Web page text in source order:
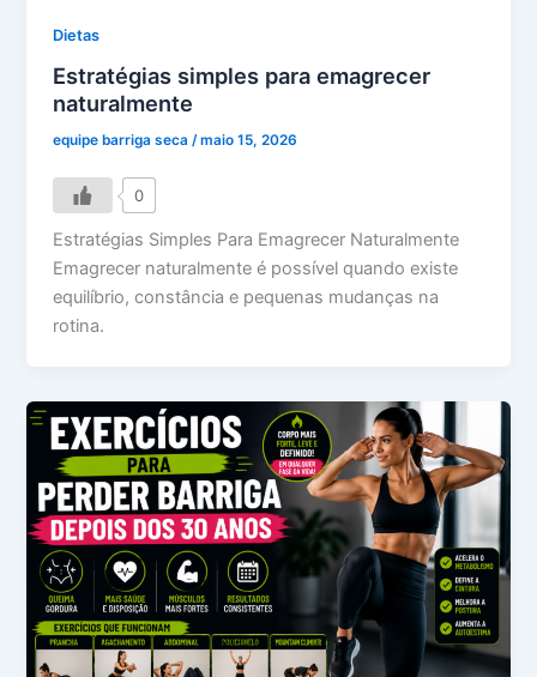
Dietas
Estratégias simples para emagrecer
naturalmente
equipe barriga seca/maio 15, 2026
0
Estratégias Simples Para Emagrecer Naturalmente
Emagrecer naturalmente é possível quando existe
equilíbrio, constância e pequenas mudanças na
rotina.